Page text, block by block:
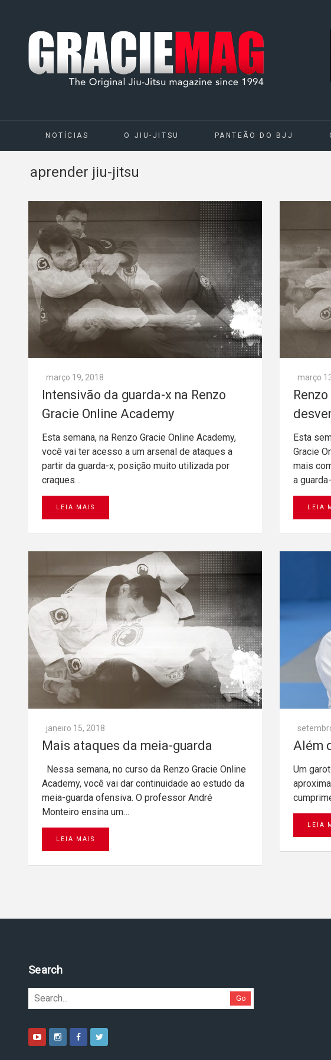
NOTÍCIAS O JIU-JITSU PANTEÃO DO BJJ
aprender jiu-jitsu
março 19, 2018
Intensivão da guarda-x na Renzo
Gracie Online Academy
Esta semana, na Renzo Gracie Online Academy,
você vai ter acesso a um arsenal de ataques a
partir da guarda-x, posição muito utilizada por
craques…
LEIA MAIS
março
Esta
Gracie
mais
a
LEIA
janeiro 15, 2018
Mais ataques da meia-guarda
Nessa semana, no curso da Renzo Gracie Online
Academy, você vai dar continuidade ao estudo da
meia-guarda ofensiva. O professor André
Monteiro ensina um…
LEIA MAIS
Além
Um
LEIA
Search
Go